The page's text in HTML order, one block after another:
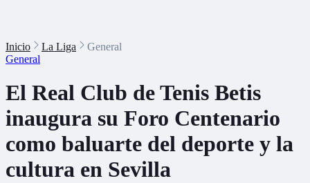
Inicio La Liga
General
General
El Real Club de Tenis Betis
inaugura su Foro Centenario
como baluarte del deporte y la
cultura en Sevilla